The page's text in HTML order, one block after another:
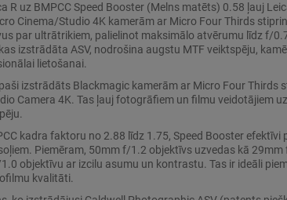
R uz BMPCC Speed Booster (Melns matēts) 0.58 ļauj
Cinema/Studio 4K kamerām ar Micro Four Thirds
par ultrātrikiem, palielinot maksimālo atvērumu līdz f/
izstrādāta ASV, nodrošina augstu MTF veiktspēju,
lietošanai.
izstrādāts Blackmagic kamerām ar Micro Four Thirds
Camera 4K. Tas ļauj fotogrāfiem un filmu veidotājiem
kadra faktoru no 2.88 līdz 1.75, Speed Booster
Piemēram, 50mm f/1.2 objektīvs uzvedas kā
objektīvu ar izcilu asumu un kontrastu. Tas ir ideāli
kvalitāti.